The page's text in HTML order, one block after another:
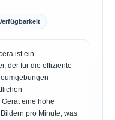
ist ein
der für die effiziente
eine hohe
pro Minute, was